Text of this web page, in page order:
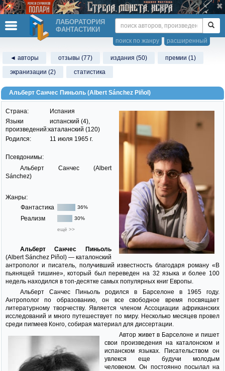
ЛАБОРАТОРИЯ
ФАНТАСТИКИ
расширенный
поиск по жанру
◄ авторы отзывы (77) издания (50)
премии (1)
экранизации (2)
статистика
Альберт Санчес Пиньоль (Albert Sánchez Piñol)
Страна:
Испания
Языки
произведений:
испанский (4),
каталанский (120)
Родился:
11 июля 1965 г.
Псевдонимы:
Альберт Санчес (Albert
Sánchez)
Жанры:
Фантастика
36%
Реализм
30%
ещё >>
Альберт Санчес Пиньоль
(Albert Sánchez Piñol) — каталонский
антрополог и писатель, получивший известность благодаря роману «В
пьянящей тишине», который был переведен на 32 языка и более 100
недель находился в топ-десятке самых популярных книг Европы.
Альберт Санчес Пиньоль родился в Барселоне в 1965 году.
Антрополог по образованию, он все свободное время посвящает
литературному творчеству. Является членом Ассоциации африканских
исследований и много путешествует по миру. Несколько месяцев провел
среди пигмеев Конго, собирая материал для диссертации.
Автор живет в Барселоне и пишет
свои произведения на каталонском и
испанском языках. Писательством он
увлекся еще будучи молодым
человеком. Он постоянно посылал на